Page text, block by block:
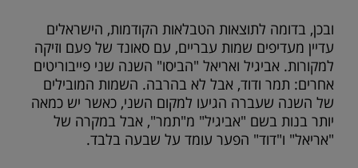
ובכן, בדומה לתוצאות הטבלאות הקודמות, הישראלים
עדיין מעדיפים שמות עבריים, עם סאונד של פעם וזיקה
למקורות. אביגיל ואריאל "הביסו" השנה שני פייבוריטים
אחרים: תמר ודוד, אבל לא בהרבה. השמות המובילים
של השנה שעברה הגיעו למקום השני, כאשר יש כמאה
יותר בנות בשם "אביגיל" מ"תמר", אבל במקרה של
"אריאל" ו"דוד" הפער עומד על שבעה בלבד.